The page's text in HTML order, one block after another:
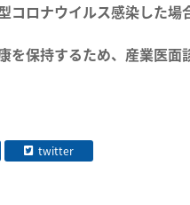
コロナウイルス感染した
を保持するため、産業医
twitter